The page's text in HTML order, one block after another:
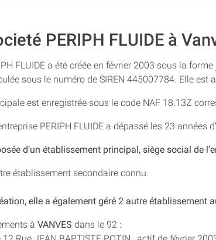
PERIPH FLUIDE à
FLUIDE a été créée en février 2003 sous la
sous le numéro de SIREN 445007784. Elle est
est enregistrée sous le code NAF 18.13Z
PERIPH FLUIDE a dépassé les 23 années
d’un établissement principal, siège social de
établissement secondaire connu.
elle a également géré 2 autre établissement
à VANVES dans le 92 :